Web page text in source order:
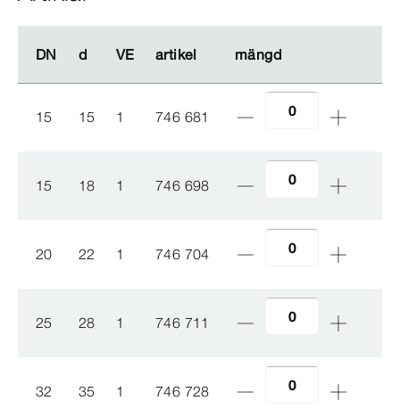
DN d VE artikel mängd
DN d VE artikel mängd
15 15 1 746 681
15 18 1 746 698
20 22 1 746 704
25 28 1 746 711
32 35 1 746 728